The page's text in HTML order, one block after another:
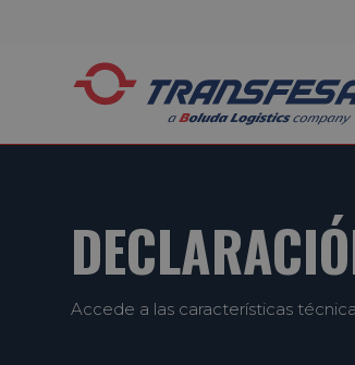
Accede a las características